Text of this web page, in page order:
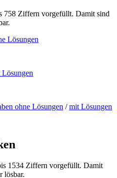
758 Ziffern vorgefüllt. Damit sind
Lösungen
ohne Lösungen /mit Lösungen
1534 Ziffern vorgefüllt. Damit
lösbar.